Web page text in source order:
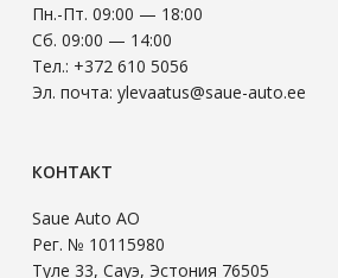
Пн.-Пт. 09:00 — 18:00
Сб. 09:00 — 14:00
Тел.: +372 610 5056
Эл. почта: ylevaatus@saue-auto.ee
КОНТАКТ
Saue Auto АО
Рег. № 10115980
Туле 33, Сауэ, Эстония 76505